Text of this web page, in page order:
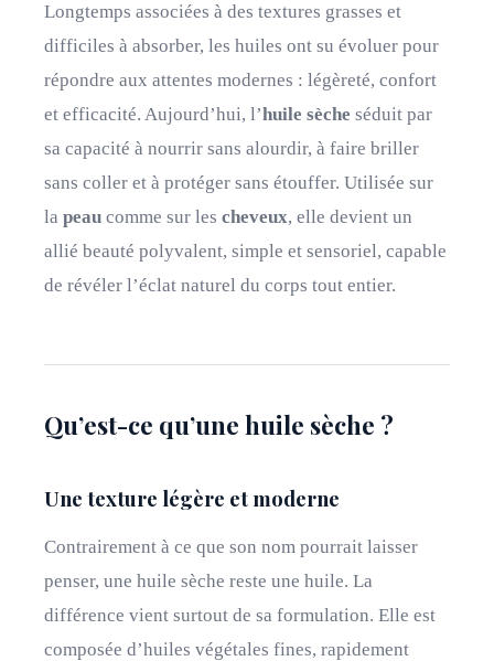
Longtemps associées à des textures grasses et
difficiles à absorber, les huiles ont su évoluer pour
répondre aux attentes modernes : légèreté, confort
et efficacité. Aujourd’hui, l’huile sèche séduit par
sa capacité à nourrir sans alourdir, à faire briller
sans coller et à protéger sans étouffer. Utilisée sur
la peau comme sur les cheveux, elle devient un
allié beauté polyvalent, simple et sensoriel, capable
de révéler l’éclat naturel du corps tout entier.
Qu’est-ce qu’une huile sèche ?
Une texture légère et moderne
Contrairement à ce que son nom pourrait laisser
penser, une huile sèche reste une huile. La
différence vient surtout de sa formulation. Elle est
composée d’huiles végétales fines, rapidement